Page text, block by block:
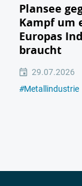
Plansee
Kampf um
Europas
braucht
29.07.2026
#Metallindustrie